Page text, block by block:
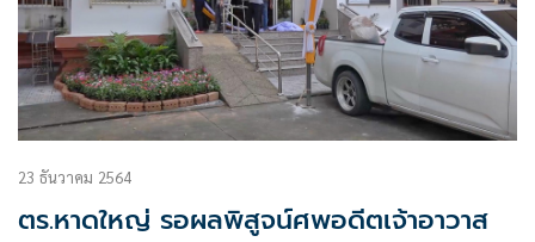
23 ธันวาคม 2564
ตร.หาดใหญ่ รอผลพิสูจน์ศพอดีตเจ้าอาวาส